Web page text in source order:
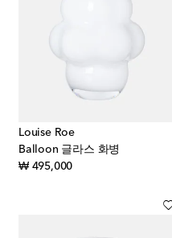
Louise Roe
Balloon 글라스 화병
₩ 495,000original price